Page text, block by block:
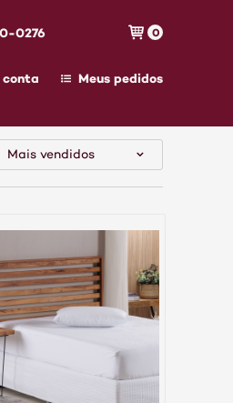
0276 0
conta Meus pedidos
Mais vendidos